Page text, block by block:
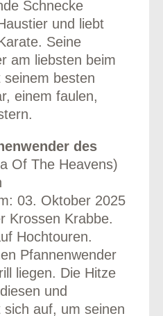
Schnecke
und liebt
Seine
am liebsten beim
seinem besten
einem faulen,
des
Of The Heavens)
03. Oktober 2025
Krossen Krabbe.
Hochtouren.
Pfannenwender
liegen. Die Hitze
und
auf, um seinen